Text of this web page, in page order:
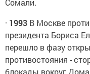
Сомали.
· 1993 В Москве
президента Бориса
перешло в фазу
противостояния -